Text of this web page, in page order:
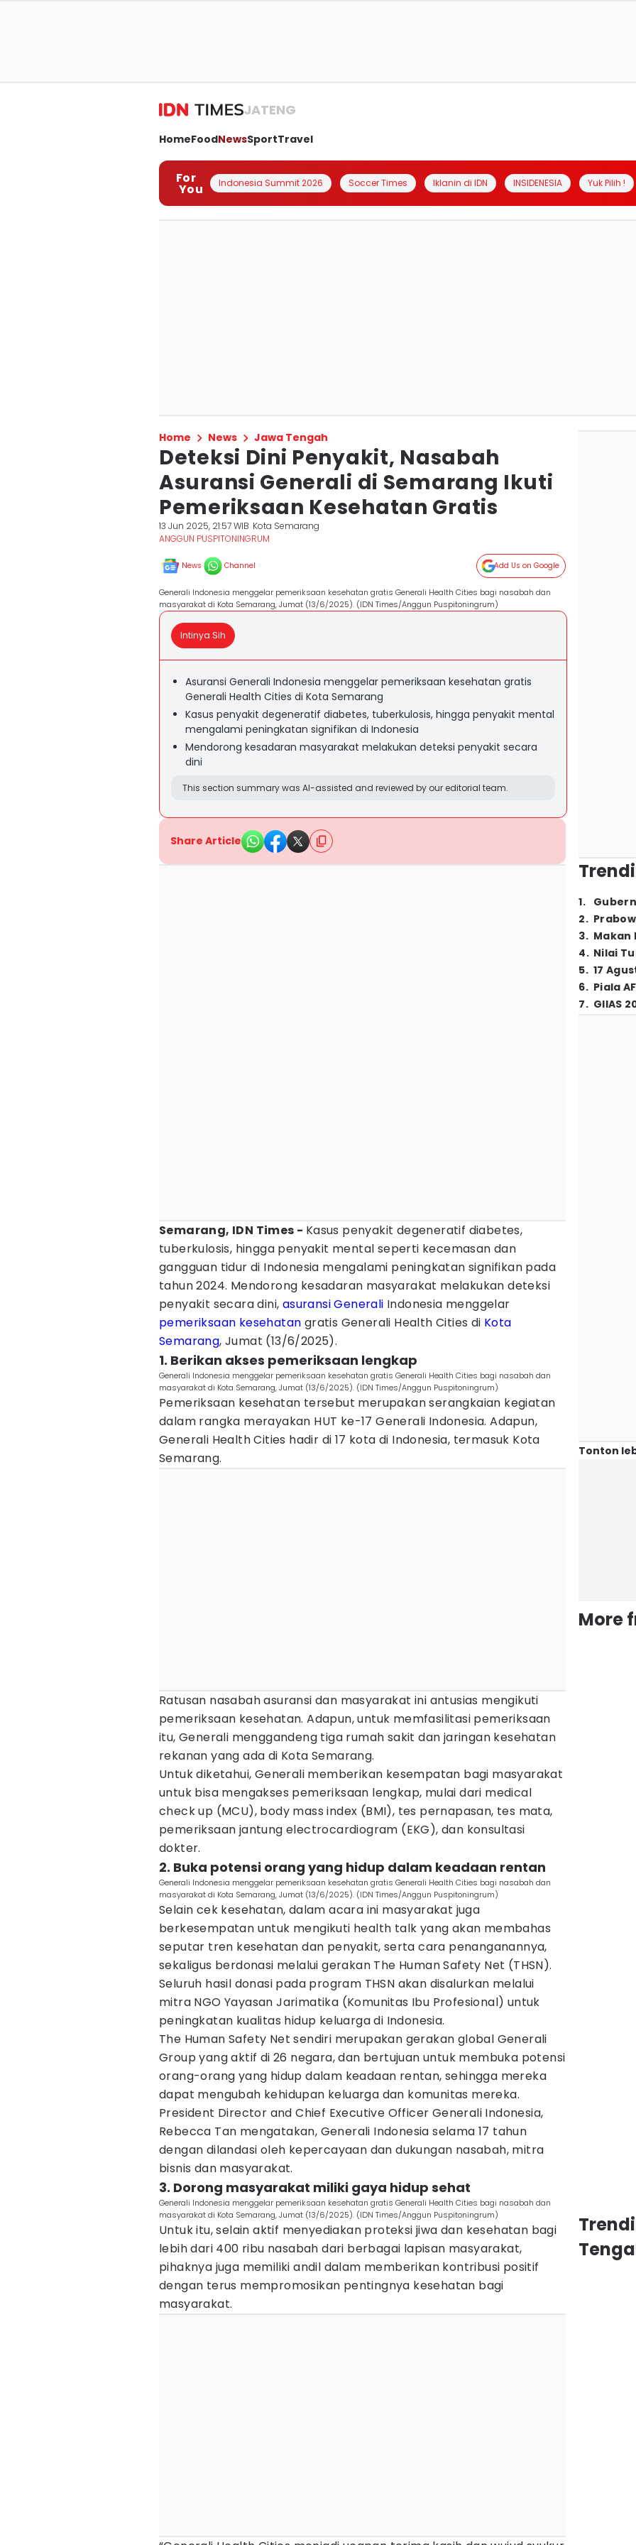
JATENG
HomeFoodNewsSportTravel
For
You Indonesia Summit 2026 Soccer Times Iklanin di IDN INSIDENESIA Yuk Pilih !
Home News Jawa Tengah
Deteksi Dini Penyakit, Nasabah
Asuransi Generali di Semarang Ikuti
Pemeriksaan Kesehatan Gratis
13 Jun 2025, 21:57 WIB Kota Semarang
ANGGUN PUSPITONINGRUM
News Channel Add Us on Google
Generali Indonesia menggelar pemeriksaan kesehatan gratis Generali Health Cities bagi nasabah dan
masyarakat di Kota Semarang, Jumat (13/6/2025). (IDN Times/Anggun Puspitoningrum)
Intinya Sih
Asuransi Generali Indonesia menggelar pemeriksaan kesehatan gratis
Generali Health Cities di Kota Semarang
Kasus penyakit degeneratif diabetes, tuberkulosis, hingga penyakit mental
mengalami peningkatan signifikan di Indonesia
Mendorong kesadaran masyarakat melakukan deteksi penyakit secara
dini
This section summary was AI-assisted and reviewed by our editorial team.
Share Article
Semarang, IDN Times - Kasus penyakit degeneratif diabetes,
tuberkulosis, hingga penyakit mental seperti kecemasan dan
gangguan tidur di Indonesia mengalami peningkatan signifikan pada
tahun 2024. Mendorong kesadaran masyarakat melakukan deteksi
penyakit secara dini, asuransiGenerali Indonesia menggelar
pemeriksaan kesehatan gratis Generali Health Cities di Kota
Semarang, Jumat (13/6/2025).
1. Berikan akses pemeriksaan lengkap
Generali Indonesia menggelar pemeriksaan kesehatan gratis Generali Health Cities bagi nasabah dan
masyarakat di Kota Semarang, Jumat (13/6/2025). (IDN Times/Anggun Puspitoningrum)
Pemeriksaan kesehatan tersebut merupakan serangkaian kegiatan
dalam rangka merayakan HUT ke-17 Generali Indonesia. Adapun,
Generali Health Cities hadir di 17 kota di Indonesia, termasuk Kota
Semarang.
Ratusan nasabah asuransi dan masyarakat ini antusias mengikuti
pemeriksaan kesehatan. Adapun, untuk memfasilitasi pemeriksaan
itu, Generali menggandeng tiga rumah sakit dan jaringan kesehatan
rekanan yang ada di Kota Semarang.
Untuk diketahui, Generali memberikan kesempatan bagi masyarakat
untuk bisa mengakses pemeriksaan lengkap, mulai dari medical
check up (MCU), body mass index (BMI), tes pernapasan, tes mata,
pemeriksaan jantung electrocardiogram (EKG), dan konsultasi
dokter.
2. Buka potensi orang yang hidup dalam keadaan rentan
Generali Indonesia menggelar pemeriksaan kesehatan gratis Generali Health Cities bagi nasabah dan
masyarakat di Kota Semarang, Jumat (13/6/2025). (IDN Times/Anggun Puspitoningrum)
Selain cek kesehatan, dalam acara ini masyarakat juga
berkesempatan untuk mengikuti health talk yang akan membahas
seputar tren kesehatan dan penyakit, serta cara penanganannya,
sekaligus berdonasi melalui gerakan The Human Safety Net (THSN).
Seluruh hasil donasi pada program THSN akan disalurkan melalui
mitra NGO Yayasan Jarimatika (Komunitas Ibu Profesional) untuk
peningkatan kualitas hidup keluarga di Indonesia.
The Human Safety Net sendiri merupakan gerakan global Generali
Group yang aktif di 26 negara, dan bertujuan untuk membuka potensi
orang-orang yang hidup dalam keadaan rentan, sehingga mereka
dapat mengubah kehidupan keluarga dan komunitas mereka.
President Director and Chief Executive Officer Generali Indonesia,
Rebecca Tan mengatakan, Generali Indonesia selama 17 tahun
dengan dilandasi oleh kepercayaan dan dukungan nasabah, mitra
bisnis dan masyarakat.
3. Dorong masyarakat miliki gaya hidup sehat
Generali Indonesia menggelar pemeriksaan kesehatan gratis Generali Health Cities bagi nasabah dan
masyarakat di Kota Semarang, Jumat (13/6/2025). (IDN Times/Anggun Puspitoningrum)
Untuk itu, selain aktif menyediakan proteksi jiwa dan kesehatan bagi
lebih dari 400 ribu nasabah dari berbagai lapisan masyarakat,
pihaknya juga memiliki andil dalam memberikan kontribusi positif
dengan terus mempromosikan pentingnya kesehatan bagi
masyarakat.
1.
2.
3. Makan
4. Nilai
5. 17
6. Piala
7. GIIAS
Tonton
More